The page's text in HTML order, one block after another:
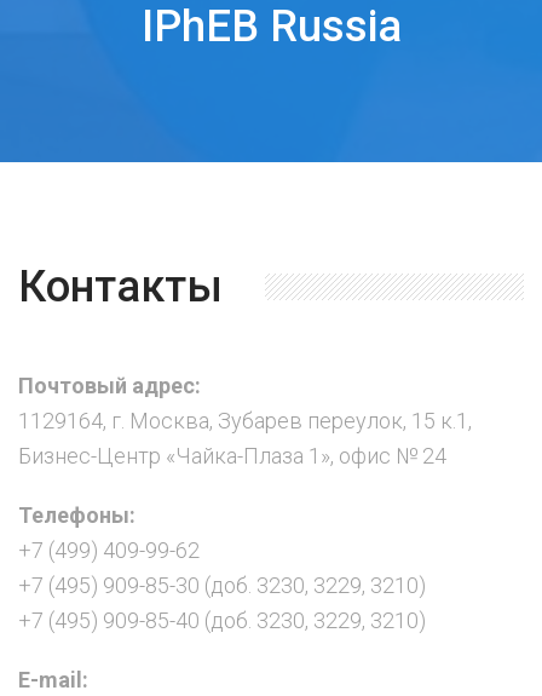
IPhEB Russia
Контакты
Почтовый адрес:
1129164, г. Москва, Зубарев переулок, 15 к.1,
Бизнес-Центр «Чайка-Плаза 1», офис № 24
Телефоны:
+7 (499) 409-99-62
+7 (495) 909-85-30 (доб. 3230, 3229, 3210)
+7 (495) 909-85-40 (доб. 3230, 3229, 3210)
E-mail: